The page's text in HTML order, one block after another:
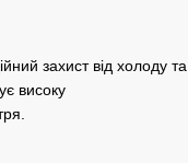
захист від холоду та
високу